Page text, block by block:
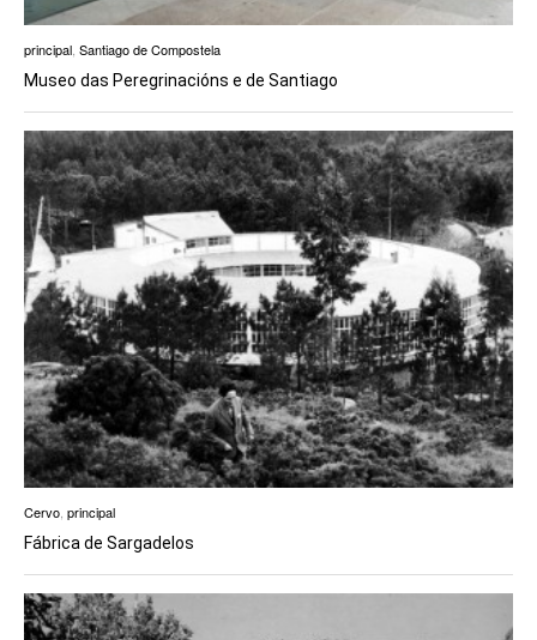
principal Santiago de Compostela
Museo das Peregrinacións e de Santiago
Cervo principal
Fábrica de Sargadelos